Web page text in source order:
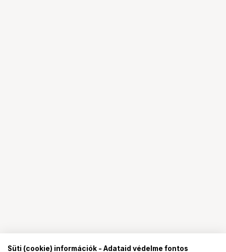
Süti (cookie) információk - Adataid védelme fontos